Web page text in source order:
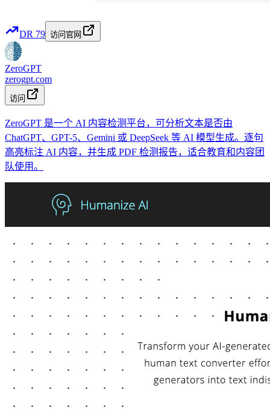
DR 79 访问官网
ZeroGPT
zerogpt.com
访问
ZeroGPT 是一个 AI 内容检测平台，可分析文本是否由
ChatGPT、GPT-5、Gemini 或 DeepSeek 等 AI 模型生成。逐句
高亮标注 AI 内容，并生成 PDF 检测报告，适合教育和内容团
队使用。